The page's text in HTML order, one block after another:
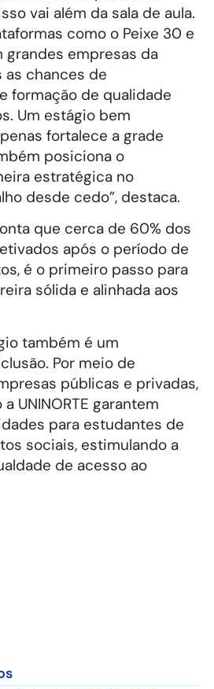
vai além da sala de aula.
como o Peixe 30 e
grandes empresas da
as chances de
formação de qualidade
Um estágio bem
fortalece a grade
posiciona o
estratégica no
desde cedo”, destaca.
que cerca de 60% dos
após o período de
é o primeiro passo para
sólida e alinhada aos
também é um
Por meio de
públicas e privadas,
UNINORTE garantem
para estudantes de
sociais, estimulando a
de acesso ao